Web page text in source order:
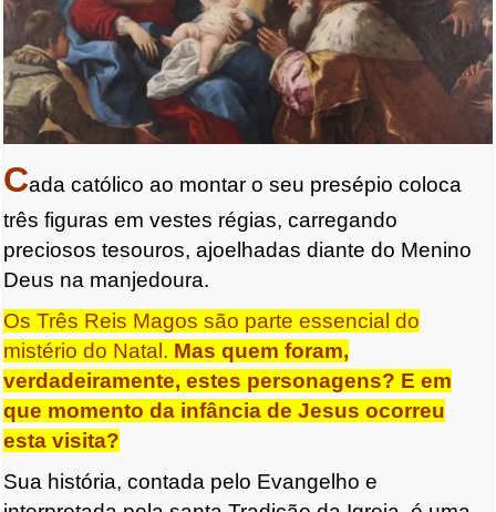
Cada católico ao montar o seu presépio coloca
três figuras em vestes régias, carregando
preciosos tesouros, ajoelhadas diante do Menino
Deus na manjedoura.
Os Três Reis Magos são parte essencial do
mistério do Natal. Mas quem foram,
verdadeiramente, estes personagens? E em
que momento da infância de Jesus ocorreu
esta visita?
Sua história, contada pelo Evangelho e